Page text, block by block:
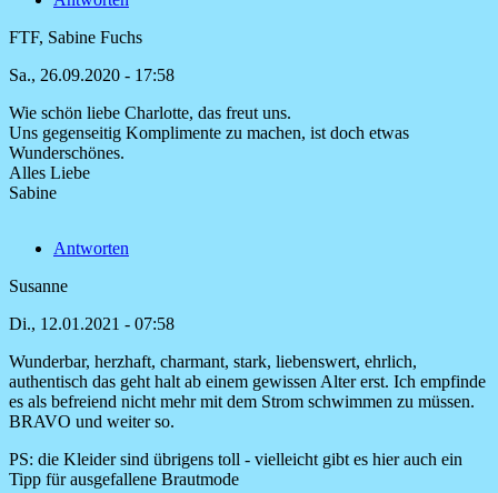
FTF, Sabine Fuchs
Sa., 26.09.2020 - 17:58
Antwort
auf
Ein
wunderbarer
Koch
Wie schön liebe Charlotte, das freut uns.
Uns gegenseitig Komplimente zu machen, ist doch etwas
Wunderschönes.
Alles Liebe
Sabine
Antworten
Susanne
Di., 12.01.2021 - 07:58
Wunderbar, herzhaft, charmant, stark, liebenswert, ehrlich,
authentisch das geht halt ab einem gewissen Alter erst. Ich empfinde
es als befreiend nicht mehr mit dem Strom schwimmen zu müssen.
BRAVO und weiter so.
PS: die Kleider sind übrigens toll - vielleicht gibt es hier auch ein
Tipp für ausgefallene Brautmode